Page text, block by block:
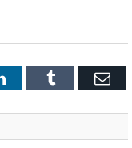
LinkedInTumblr